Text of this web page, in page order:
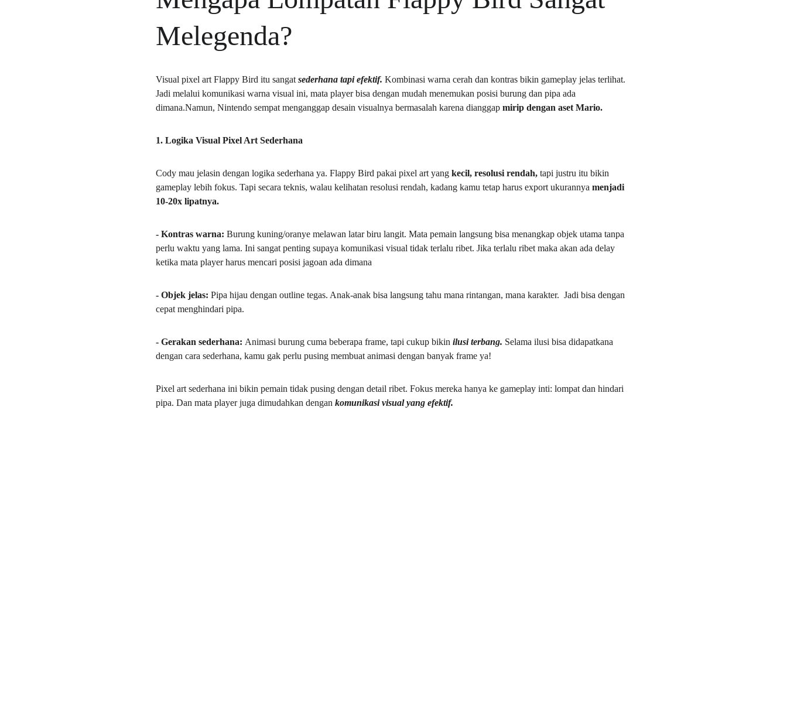
Melegenda?
Visual pixel art Flappy Bird itu sangat sederhana tapi efektif. Kombinasi warna cerah dan kontras bikin gameplay jelas terlihat.
Jadi melalui komunikasi warna visual ini, mata player bisa dengan mudah menemukan posisi burung dan pipa ada
dimana.Namun, Nintendo sempat menganggap desain visualnya bermasalah karena dianggap mirip dengan aset Mario.
1. Logika Visual Pixel Art Sederhana
Cody mau jelasin dengan logika sederhana ya. Flappy Bird pakai pixel art yang kecil, resolusi rendah, tapi justru itu bikin
gameplay lebih fokus. Tapi secara teknis, walau kelihatan resolusi rendah, kadang kamu tetap harus export ukurannya menjadi
10-20x lipatnya.
- Kontras warna: Burung kuning/oranye melawan latar biru langit. Mata pemain langsung bisa menangkap objek utama tanpa
perlu waktu yang lama. Ini sangat penting supaya komunikasi visual tidak terlalu ribet. Jika terlalu ribet maka akan ada delay
ketika mata player harus mencari posisi jagoan ada dimana
- Objek jelas: Pipa hijau dengan outline tegas. Anak-anak bisa langsung tahu mana rintangan, mana karakter.  Jadi bisa dengan
cepat menghindari pipa.
- Gerakan sederhana: Animasi burung cuma beberapa frame, tapi cukup bikin ilusi terbang. Selama ilusi bisa didapatkana
dengan cara sederhana, kamu gak perlu pusing membuat animasi dengan banyak frame ya!
Pixel art sederhana ini bikin pemain tidak pusing dengan detail ribet. Fokus mereka hanya ke gameplay inti: lompat dan hindari
pipa. Dan mata player juga dimudahkan dengan komunikasi visual yang efektif.